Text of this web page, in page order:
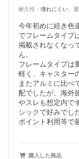
耐久性 ： 壊れにくい
今年初めに続き色
でフレームタイプ
掲載されなくなっ
ん。
フレームタイプは
軽く、キャスター
またアルミに比べ
配でしたが、海外
やスレも想定内で
シックで好みでし
ポイント利用等で
購入した商品